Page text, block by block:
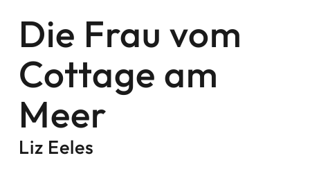
Facebook
Instagram
Twitter
Die Frau vom
Cottage am
Meer
Liz Eeles